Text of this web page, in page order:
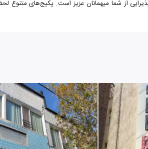
با سرو صبحانه بوفه و پرسنلی مجرب آماده پذیرایی از شما میهمانان عزیز